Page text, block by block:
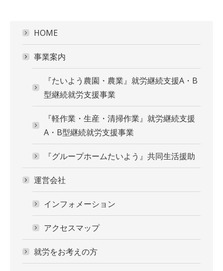
HOME
事業案内
『たいよう農園・農業』就労継続支援A・B
型継続就労支援事業
『軽作業・生産・清掃作業』就労継続支援
A・B型継続就労支援事業
『グループホームたいよう』共同生活援助
運営会社
インフォメーション
アクセスマップ
就労をお考えの方